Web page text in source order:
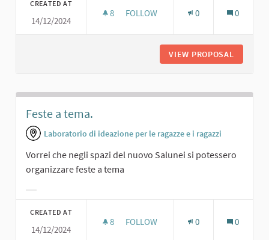
CREATED AT
14/12/2024
8 8 FOLLOWERS
FOLLOW 0 0
VIEW PROPOSAL
Feste a tema.
Laboratorio di ideazione per le ragazze e i ragazzi
Vorrei che negli spazi del nuovo Salunei si potessero
organizzare feste a tema
CREATED AT
14/12/2024
8 8 FOLLOWERS
FOLLOW 0 0